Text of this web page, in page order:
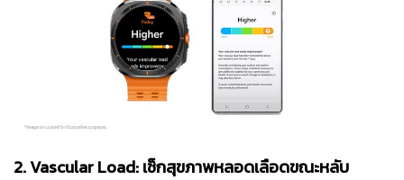
2. Vascular Load: เช็กสุขภาพหลอดเลือดขณะหลับ